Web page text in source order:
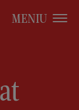
MENIU